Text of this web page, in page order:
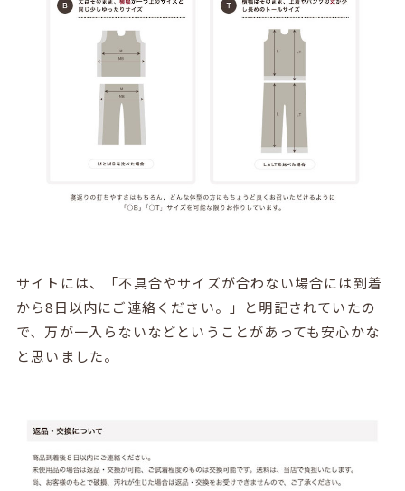
サイトには、「不具合やサイズが合わない場合には到着
から8日以内にご連絡ください。」と明記されていたの
で、万が一入らないなどということがあっても安心かな
と思いました。